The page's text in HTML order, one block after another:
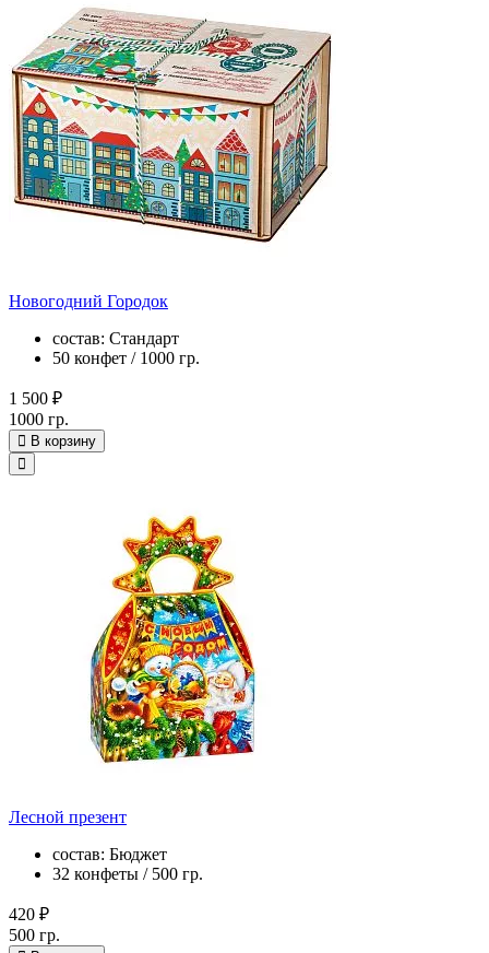
Новогодний Городок
состав: Стандарт
50 конфет / 1000 гр.
1 500 ₽
1000 гр.
В корзину
Лесной презент
состав: Бюджет
32 конфеты / 500 гр.
420 ₽
500 гр.